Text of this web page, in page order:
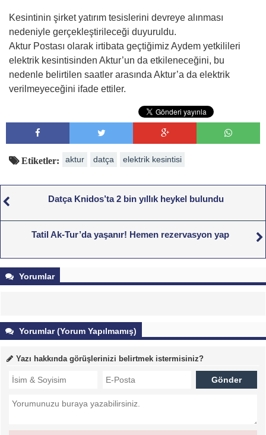
Kesintinin şirket yatırım tesislerini devreye alınması
nedeniyle gerçekleştirileceği duyuruldu.
Aktur Postası olarak irtibata geçtiğimiz Aydem yetkilileri
elektrik kesintisinden Aktur’un da etkileneceğini, bu
nedenle belirtilen saatler arasında Aktur’a da elektrik
verilmeyeceğini ifade ettiler.
Etiketler: aktur datça elektrik kesintisi
Datça Knidos’ta 2 bin yıllık heykel bulundu
Tatil Ak-Tur’da yaşanır! Hemen rezervasyon yap
Yorumlar
Yorumlar (Yorum Yapılmamış)
Yazı hakkında görüşlerinizi belirtmek istermisiniz?